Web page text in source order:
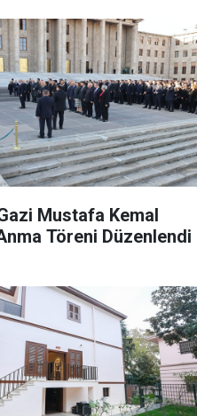
Mustafa Kemal
Töreni Düzenlendi